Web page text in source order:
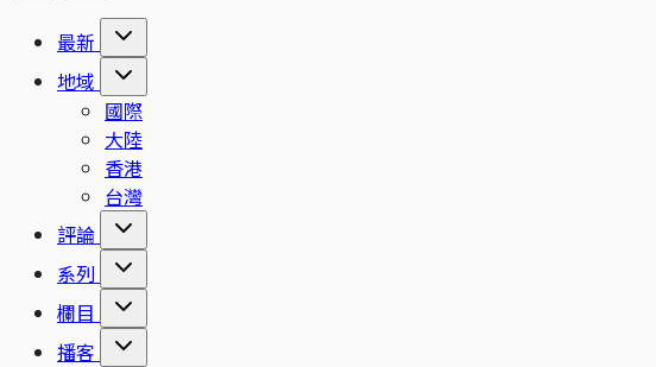
最新
地域
國際
大陸
香港
台灣
評論
系列
欄目
播客